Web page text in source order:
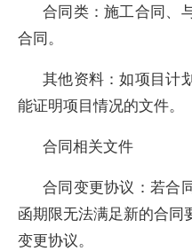
合同类：施工合同、
合同。
其他资料：如项目计
能证明项目情况的文件。
合同相关文件
合同变更协议：若合
函期限无法满足新的合同
变更协议。